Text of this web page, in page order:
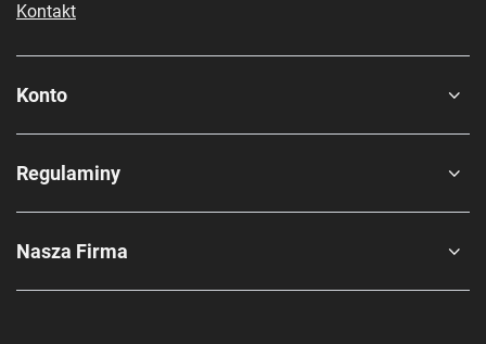
Kontakt
Konto
Regulaminy
Nasza Firma